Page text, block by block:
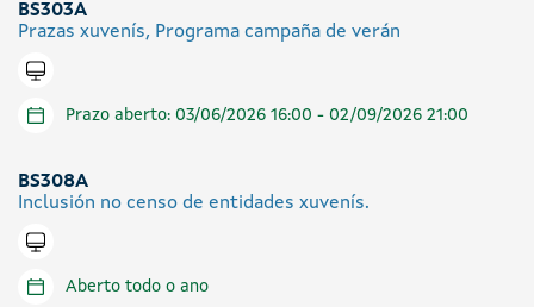
BS303A
Prazas xuvenís, Programa campaña de verán
Tramitar en liña
Prazo aberto: 03/06/2026 16:00 - 02/09/2026 21:00
BS308A
Inclusión no censo de entidades xuvenís.
Tramitar en liña
Aberto todo o ano